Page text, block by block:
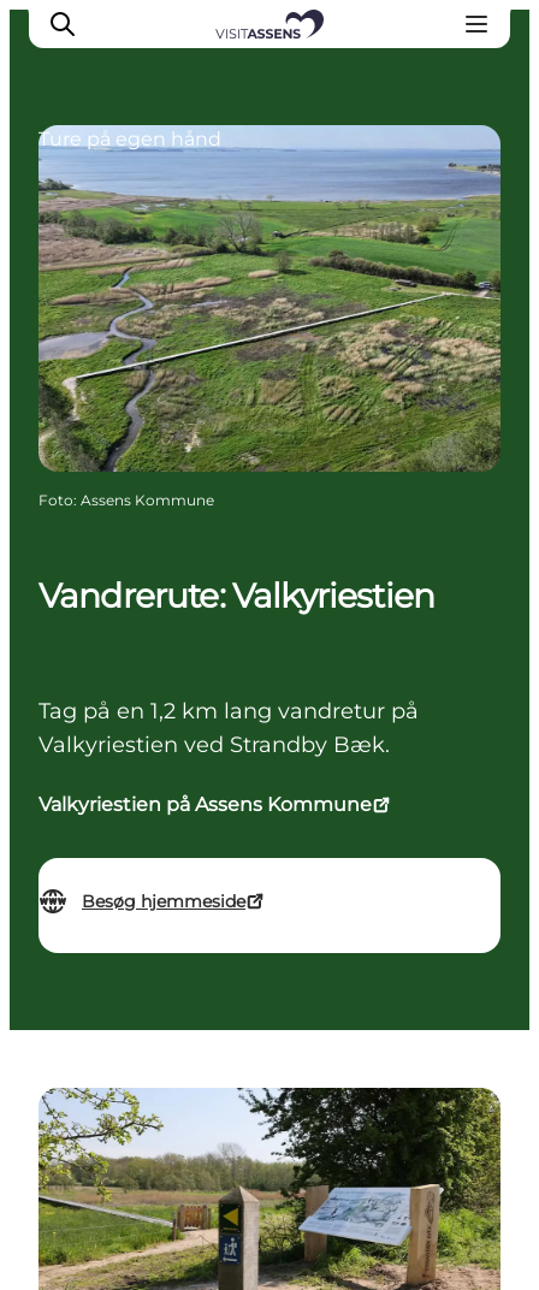
Overnatning
Oplevelser
Spis & drik
Det sker
Åbningstider
Vandrerute: Valkyriestien
Tag på en 1,2 km lang vandretur på
Valkyriestien ved Strandby Bæk.
Valkyriestien på Assens Kommune
Besøg hjemmeside
Ture på egen hånd
Foto: Assens Kommune